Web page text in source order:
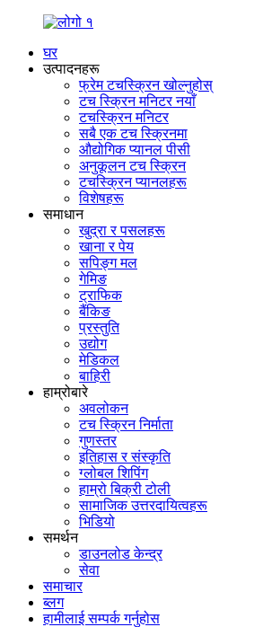
घर
उत्पादनहरू
फ्रेम टचस्क्रिन खोल्नुहोस्
टच स्क्रिन मनिटर नयाँ
टचस्क्रिन मनिटर
सबै एक टच स्क्रिनमा
औद्योगिक प्यानल पीसी
अनुकूलन टच स्क्रिन
टचस्क्रिन प्यानलहरू
विशेषहरू
समाधान
खुद्रा र पसलहरू
खाना र पेय
सपिङ्ग मल
गेमिङ
ट्राफिक
बैंकिङ
प्रस्तुति
उद्योग
मेडिकल
बाहिरी
हाम्रोबारे
अवलोकन
टच स्क्रिन निर्माता
गुणस्तर
इतिहास र संस्कृति
ग्लोबल शिपिंग
हाम्रो बिक्री टोली
सामाजिक उत्तरदायित्वहरू
भिडियो
समर्थन
डाउनलोड केन्द्र
सेवा
समाचार
ब्लग
हामीलाई सम्पर्क गर्नुहोस